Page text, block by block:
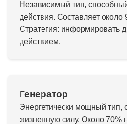
Независимый тип,
действия. Составляет около
Стратегия: информировать
действием.
Генератор
Энергетически мощный тип,
жизненную силу. Около 70%